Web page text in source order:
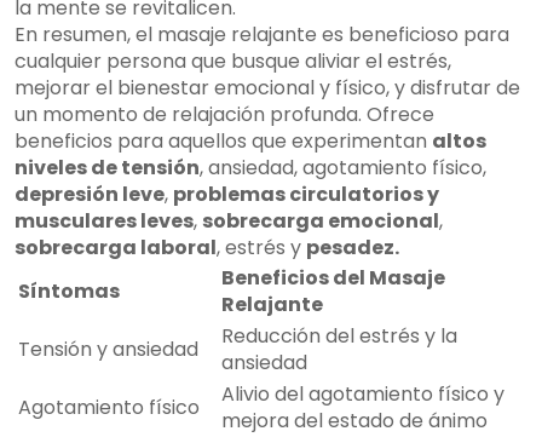
la mente se revitalicen.
En resumen, el masaje relajante es beneficioso para
cualquier persona que busque aliviar el estrés,
mejorar el bienestar emocional y físico, y disfrutar de
un momento de relajación profunda. Ofrece
beneficios para aquellos que experimentan altos
niveles de tensión, ansiedad, agotamiento físico,
depresión leve, problemas circulatorios y
musculares leves, sobrecarga emocional,
sobrecarga laboral, estrés y pesadez.
Síntomas
Beneficios del Masaje
Relajante
Tensión y ansiedad
Reducción del estrés y la
ansiedad
Agotamiento físico
Alivio del agotamiento físico y
mejora del estado de ánimo